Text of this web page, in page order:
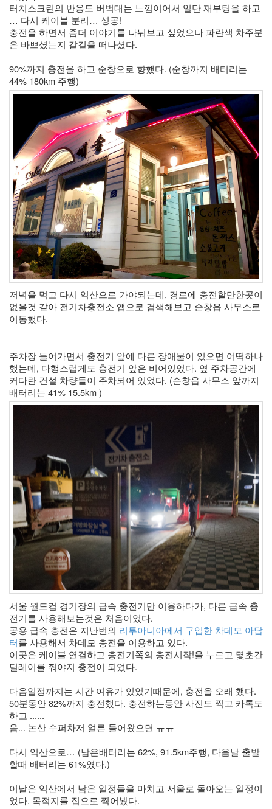
터치스크린의 반응도 버벅대는 느낌이어서 일단 재부팅을 하고
… 다시 케이블 분리… 성공!
충전을 하면서 좀더 이야기를 나눠보고 싶었으나 파란색 차주분
은 바쁘셨는지 갈길을 떠나셨다.
90%까지 충전을 하고 순창으로 향했다. (순창까지 배터리는
44% 180km 주행)
저녁을 먹고 다시 익산으로 가야되는데, 경로에 충전할만한곳이
없을것 같아 전기차충전소 앱으로 검색해보고 순창읍 사무소로
이동했다.
주차장 들어가면서 충전기 앞에 다른 장애물이 있으면 어떡하나
했는데, 다행스럽게도 충전기 앞은 비어있었다. 옆 주차공간에
커다란 건설 차량들이 주차되어 있었다. (순창읍 사무소 앞까지
배터리는 41% 15.5km )
서울 월드컵 경기장의 급속 충전기만 이용하다가, 다른 급속 충
전기를 사용해보는것은 처음이었다.
공용 급속 충전은 지난번의 리투아니아에서 구입한 차데모 아답
터를 사용해서 차데모 충전을 이용하고 있다.
이곳은 케이블 연결하고 충전기쪽의 충전시작!을 누르고 몇초간
딜레이를 줘야지 충전이 되었다.
다음일정까지는 시간 여유가 있었기때문에, 충전을 오래 했다.
50분동안 82%까지 충전했다. 충전하는동안 사진도 찍고 카톡도
하고 ......
음... 논산 수퍼차저 얼른 들어왔으면 ㅠㅠ
다시 익산으로… (남은배터리는 62%, 91.5km주행, 다음날 출발
할때 배터리는 61%였다.)
이날은 익산에서 남은 일정들을 마치고 서울로 돌아오는 일정이
었다. 목적지를 집으로 찍어봤다.
눅
스
40
개
72
Android
6
5
Java
28
C,C++
6
Assembly
1
PHP
0
HTML,JS
3
eclipse
psp
4
삽
기
타
0
메
영
3
지
름
3
Posts
전
기
차
충
전
요
금
알
뜰...
by
테
라
모